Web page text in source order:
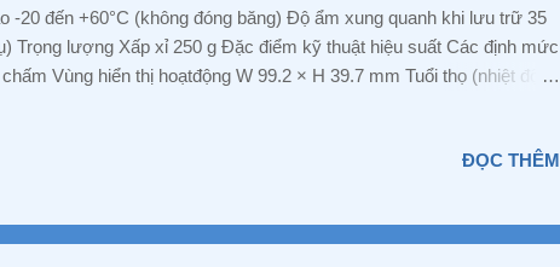
-20 đến +60°C (không đóng băng) Độ ẩm xung quanh khi lưu trữ 35
Trọng lượng Xấp xỉ 250 g Đặc điểm kỹ thuật hiệu suất Các định mức
Vùng hiển thị hoạtđộng W 99.2 × H 39.7 mm Tuổi thọ (nhiệt độ
vận hành Cực đại 0,98N Tuổi thọ tối đa từ 1.000.000 lần trở lên ☘ ️Để
Phú Đông, đường Trần Thị Vững, Bình Đường 3, P. An Bình ,
Nguyễn Hưng Tel : 088 829 7586 Zalo : 088 829 7586 E...
ĐỌC THÊM